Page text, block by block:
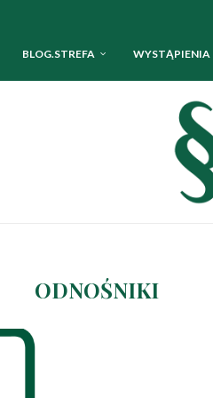
BLOG.STREFA WYSTĄPIENIA
ODNOŚNIKI